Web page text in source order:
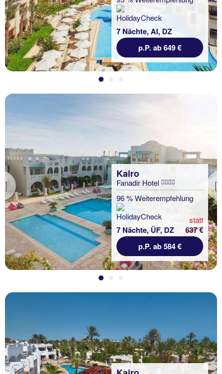
7 Nächte, AI, DZ
p.P. ab 649 €
Previous
Kairo
Fanadir Hotel
96 % Weiterempfehlung
7 Nächte, ÜF, DZ
statt
637 €
p.P. ab 584 €